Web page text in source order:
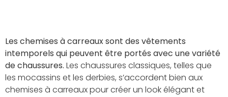
Les chemises à carreaux sont des vêtements
intemporels qui peuvent être portés avec une variété
de chaussures. Les chaussures classiques, telles que
les mocassins et les derbies, s’accordent bien aux
chemises à carreaux pour créer un look élégant et